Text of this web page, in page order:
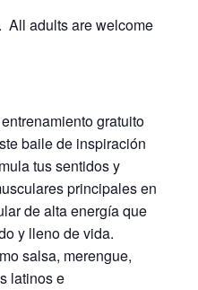
All adults are welcome
gratuito
baile de inspiración
tus sentidos y
principales en
de alta energía que
y lleno de vida.
salsa, merengue,
latinos e